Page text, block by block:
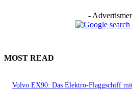
-
MOST READ
Volvo EX90: Das Elektro-Flaggschiff